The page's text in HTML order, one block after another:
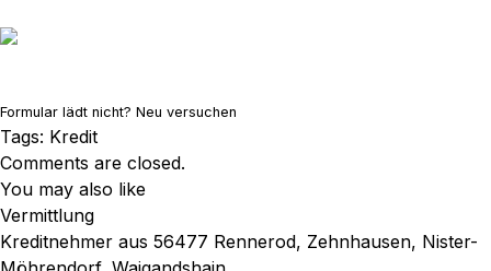
Formular lädt nicht? Neu versuchen
Tags: Kredit
Comments are closed.
You may also like
Vermittlung
Kreditnehmer aus 56477 Rennerod, Zehnhausen, Nister-